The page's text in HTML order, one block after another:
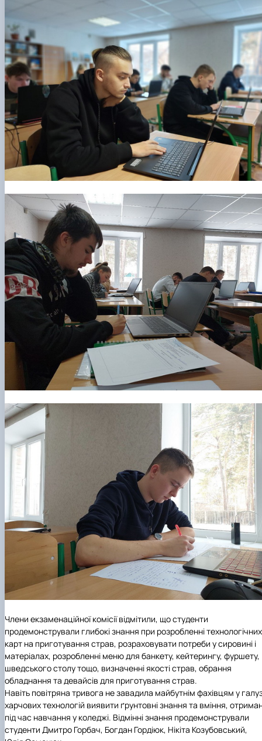
Члени екзаменаційної комісії відмітили, що студенти
продемонстрували глибокі знання при розробленні технологічних
карт на приготування страв, розраховувати потреби у сировині і
матеріалах, розробленні меню для банкету, кейтерингу, фуршету,
шведського столу тощо, визначенні якості страв, обрання
обладнання та девайсів для приготування страв.
Навіть повітряна тривога не завадила майбутнім фахівцям у
харчових технологій виявити ґрунтовні знання та вміння,
під час навчання у коледжі. Відмінні знання продемонстрували
студенти Дмитро Горбач, Богдан Гордіюк, Нікіта Козубовський,